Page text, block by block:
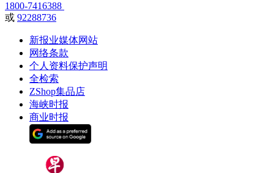
1800-7416388
或 92288736
新报业媒体网站
网络条款
个人资料保护声明
全检索
ZShop集品店
海峡时报
商业时报